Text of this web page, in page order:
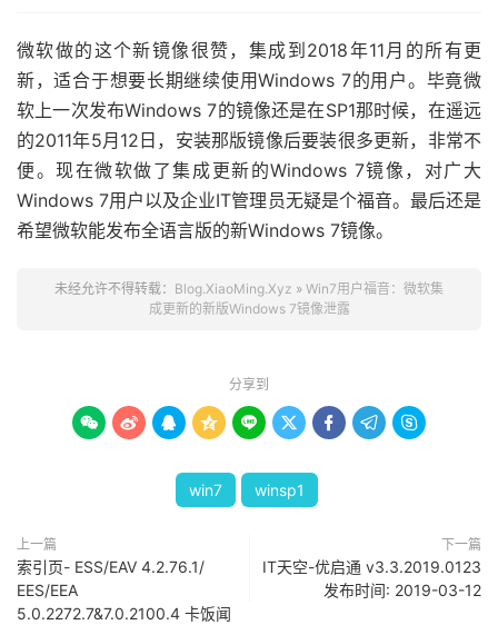
微软做的这个新镜像很赞，集成到2018年11月的所有更
新，适合于想要长期继续使用Windows 7的用户。毕竟微
软上一次发布Windows 7的镜像还是在SP1那时候，在遥远
的2011年5月12日，安装那版镜像后要装很多更新，非常不
便。现在微软做了集成更新的Windows 7镜像，对广大
Windows 7用户以及企业IT管理员无疑是个福音。最后还是
希望微软能发布全语言版的新Windows 7镜像。
未经允许不得转载： Blog.XiaoMing.Xyz » Win7用户福音：微软集
成更新的新版Windows 7镜像泄露
分享到
        
win7 winsp1
上一篇
索引页- ESS/EAV 4.2.76.1/
EES/EEA
5.0.2272.7&7.0.2100.4 卡饭闻
下一篇
IT天空-优启通 v3.3.2019.0123
发布时间: 2019-03-12